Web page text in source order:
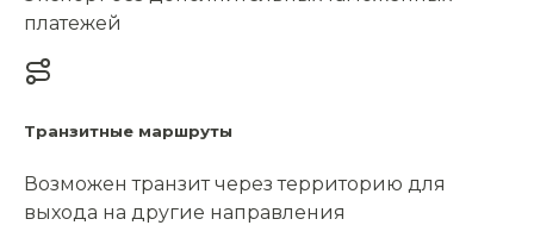
платежей
Транзитные маршруты
Возможен транзит через территорию для
выхода на другие направления